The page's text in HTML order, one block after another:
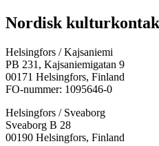
Facebook:
Öppnas
en
ny
flik
Instagram:
Öppnas
en
ny
flik
TikTok:
Öppnas
en
ny
flik
Youtube:
Öppnas
en
ny
flik
Vimeo:
Öppnas
en
ny
flik
Nordisk
Helsingfors / Kajsaniemi
PB 231, Kajsaniemigatan 9
00171 Helsingfors, Finland
FO-nummer: 1095646-0
Helsingfors / Sveaborg
Sveaborg B 28
00190 Helsingfors, Finland